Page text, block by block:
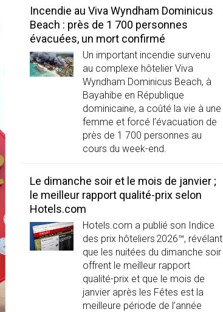
Incendie au Viva Wyndham Dominicus
Beach : près de 1 700 personnes
évacuées, un mort confirmé
Un important incendie survenu
au complexe hôtelier Viva
Wyndham Dominicus Beach, à
Bayahibe en République
dominicaine, a coûté la vie à une
femme et forcé l’évacuation de
près de 1 700 personnes au
cours du week-end.
Le dimanche soir et le mois de janvier ;
le meilleur rapport qualité-prix selon
Hotels.com
Hotels.com a publié son Indice
des prix hôteliers 2026™, révélant
que les nuitées du dimanche soir
offrent le meilleur rapport
qualité-prix et que le mois de
janvier après les Fêtes est la
meilleure période de l’année